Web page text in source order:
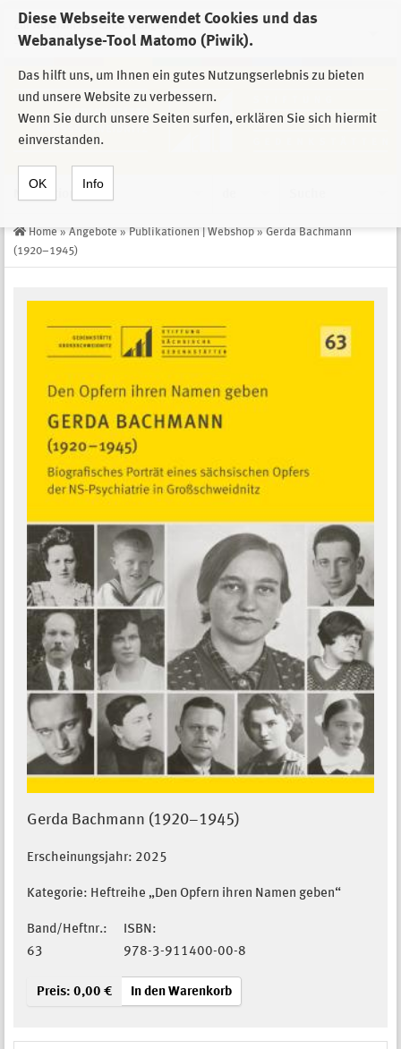
Diese Webseite verwendet Cookies und das
Webanalyse-Tool Matomo (Piwik).
Das hilft uns, um Ihnen ein gutes Nutzungserlebnis zu bieten
und unsere Website zu verbessern.
Wenn Sie durch unsere Seiten surfen, erklären Sie sich hiermit
einverstanden.
OK Info
Zur Auswahl der Einrichtungen der
Stiftung Sächsische Gedenkstätten
Home » Angebote » Publikationen | Webshop » Gerda Bachmann
(1920–1945)
Gerda Bachmann (1920–1945)
Erscheinungsjahr: 2025
Kategorie: Heftreihe „Den Opfern ihren Namen geben“
Band/Heftnr.:
63
ISBN:
978-3-911400-00-8
Preis: 0,00 € In den Warenkorb